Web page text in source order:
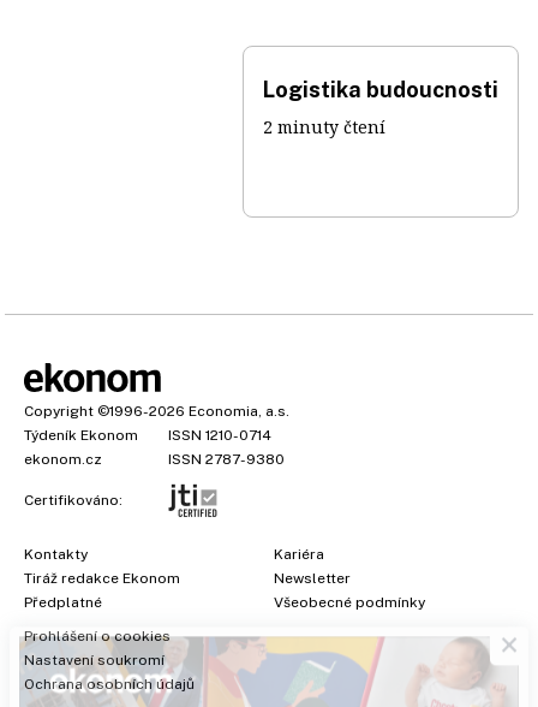
Logistika budoucnosti
2 minuty čtení
Copyright ©1996-2026 Economia, a.s.
Týdeník Ekonom
ISSN 1210-0714
ekonom.cz
ISSN 2787-9380
Certifikováno:
Kontakty
Tiráž redakce Ekonom
Předplatné
Kariéra
Newsletter
Všeobecné podmínky
Prohlášení o cookies
Nastavení soukromí
Ochrana osobních údajů